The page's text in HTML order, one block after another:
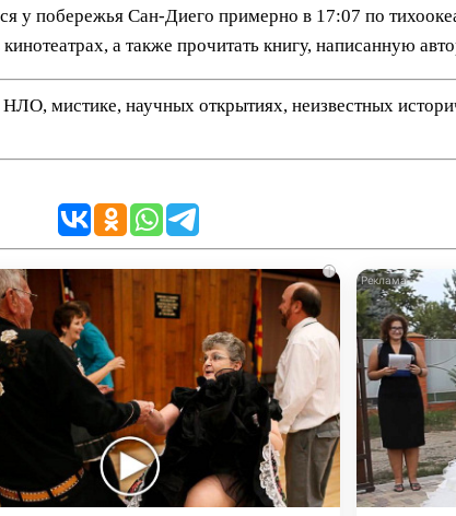
у побережья Сан-Диего примерно в 17:07 по
а также прочитать книгу, написанную
мистике, научных открытиях, неизвестных
i